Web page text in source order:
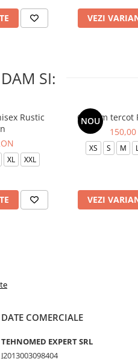
VEZI
SI:
Rustic
XL XXL
NOU
Costum tercot
XS S M
VEZI
DATE COMERCIALE
TEHNOMED EXPERT SRL
J2013003098404